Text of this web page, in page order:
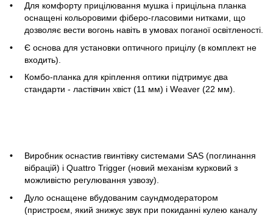
Для комфорту прицілювання мушка і прицільна планка
оснащені кольоровими фіберо-гласовими нитками, що
дозволяє вести вогонь навіть в умовах поганої освітленості.
Є основа для установки оптичного прицілу (в комплект не
входить).
Комбо-планка для кріплення оптики підтримує два
стандарти - ластівчин хвіст (11 мм) і Weaver (22 мм).
Виробник оснастив гвинтівку системами SAS (поглинання
вібрацій) і Quattro Trigger (новий механізм курковий з
можливістю регулювання узвозу).
Дуло оснащене вбудованим саундмодератором
(пристроєм, який знижує звук при покиданні кулею каналу